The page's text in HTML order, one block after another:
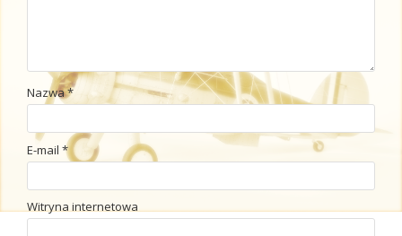
Nazwa*
E-mail *
Witryna internetowa